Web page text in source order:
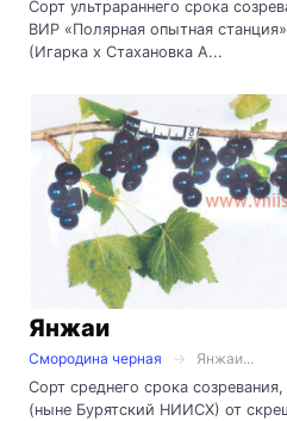
Сорт ультрараннего срока
ВИР «Полярная опытная
(Игарка х Стахановка А...
Янжаи
Смородина черная
Янжаи...
Сорт среднего срока
(ныне Бурятский НИИСХ) от